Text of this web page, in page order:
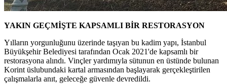
YAKIN GEÇMİŞTE KAPSAMLI BİR RESTORASYON
Yılların yorgunluğunu üzerinde taşıyan bu kadim yapı, İstanbul
Büyükşehir Belediyesi tarafından Ocak 2021'de kapsamlı bir
restorasyona alındı. Vinçler yardımıyla sütunun en üstünde bulunan
Korint üslubundaki kartal armasından başlayarak gerçekleştirilen
çalışmalarla anıt, geleceğe güvenle devredildi.